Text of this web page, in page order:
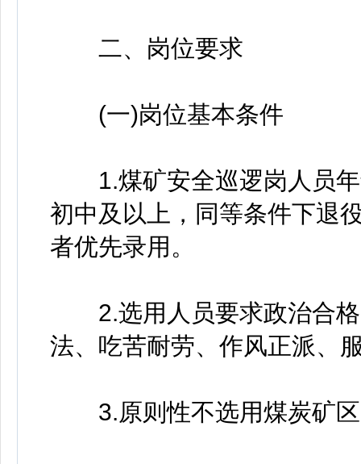
二、岗位要求
(一)岗位基本条件
1.煤矿安全巡逻岗人员年
初中及以上，同等条件下退
者优先录用。
2.选用人员要求政治合格
法、吃苦耐劳、作风正派、
3.原则性不选用煤炭矿区